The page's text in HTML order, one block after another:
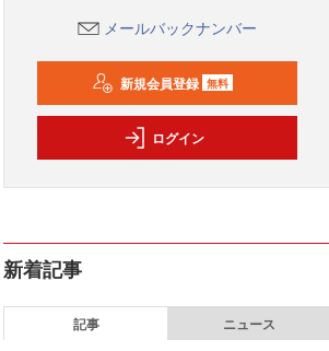
メールバックナンバー
新規会員登録 無料
ログイン
新着記事
記事 ニュース